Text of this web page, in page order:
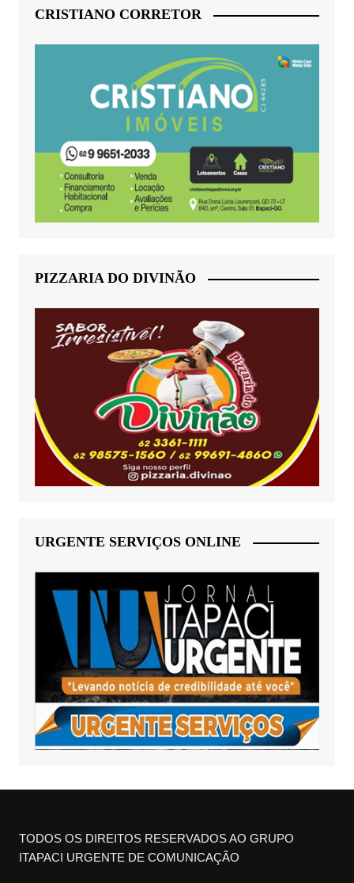
CRISTIANO CORRETOR
PIZZARIA DO DIVINÃO
URGENTE SERVIÇOS ONLINE
TODOS OS DIREITOS RESERVADOS AO GRUPO
ITAPACI URGENTE DE COMUNICAÇÃO